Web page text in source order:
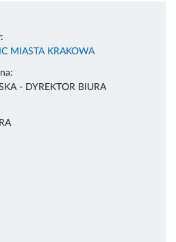
MIASTA KRAKOWA
- DYREKTOR BIURA